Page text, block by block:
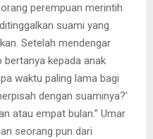
perempuan merintih
suami yang
Setelah mendengar
bertanya kepada anak
waktu paling lama bagi
dengan suaminya?’
atau empat bulan.” Umar
seorang pun dari